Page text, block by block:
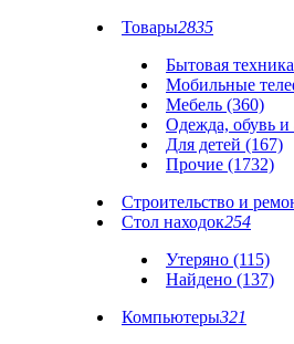
Товары2835
Бытовая
Мобильные
Мебель (360)
Одежда, обувь и
Для детей (167)
Прочие (1732)
Строительство и
Стол находок254
Утеряно (115)
Найдено (137)
Компьютеры321